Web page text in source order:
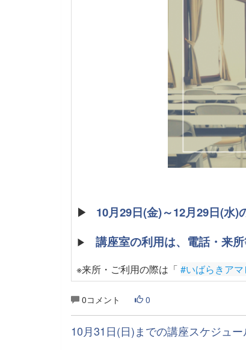
▶ 10月29日(金)～12月29日(水)
▶ 講座室の利用は、電話・来
※来所・ご利用の際は「 #いばらきア
0コメント 0
10月31日(日)までの講座スケジュー